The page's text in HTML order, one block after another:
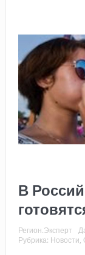
В
Регион.Эксперт
Рубрика: Новости